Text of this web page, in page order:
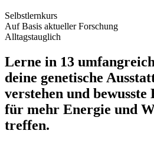
Selbstlernkurs
Auf Basis aktueller Forschung
Alltagstauglich
Lerne in 13
deine genetische
verstehen und bewusste
für mehr Energie und
treffen.